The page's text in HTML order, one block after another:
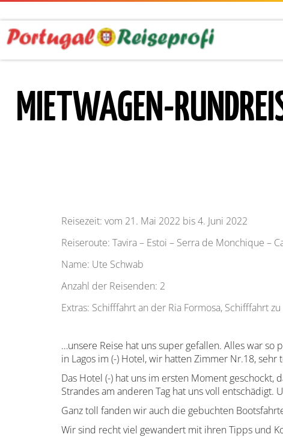
MIETWAGEN-
Reisezeit: vom 21. Mai 2022 bis 4. Juni 2022
Reiseroute: Tavira – Estoi – Serra de Monchique –
Name: Ute Schwab
Anzahl der Reisenden: 2
Extras: Schifffahrt an der Ria Formosa, Schifffahrt
…unsere Reise hat uns super gefallen. Alles war
in Lagos im (-) Hotel, wir hatten Zimmer Nr.18,
Das Hotel (-) hat uns im ersten Moment geschockt,
Strandes am anderen Tag hat uns voll
Ganz toll fanden wir auch die gebuchten
Wir sind recht viel gewandert mit ihren Tipps und